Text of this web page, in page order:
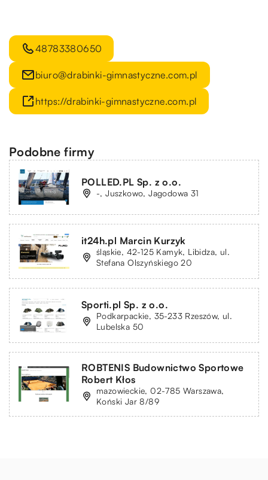
48783380650
biuro@drabinki-gimnastyczne.com.pl
https://drabinki-gimnastyczne.com.pl
Podobne firmy
POLLED.PL Sp. z o.o.
-, Juszkowo, Jagodowa 31
it24h.pl Marcin Kurzyk
śląskie, 42-125 Kamyk, Libidza, ul.
Stefana Olszyńskiego 20
Sporti.pl Sp. z o.o.
Podkarpackie, 35-233 Rzeszów, ul.
Lubelska 50
ROBTENIS Budownictwo Sportowe
Robert Kłos
mazowieckie, 02-785 Warszawa,
Koński Jar 8/89